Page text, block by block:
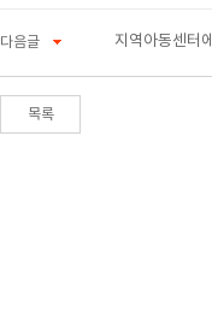
다음글 지역아동센터
목록